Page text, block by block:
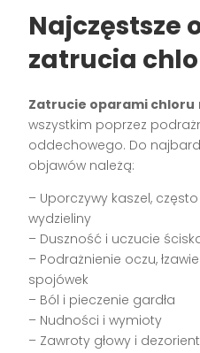
Najczęstsze
zatrucia
Zatrucie oparami chloru
wszystkim poprzez
oddechowego. Do
objawów należą:
– Uporczywy kaszel,
wydzieliny
– Duszność i uczucie
– Podrażnienie oczu,
spojówek
– Ból i pieczenie gardła
– Nudności i wymioty
– Zawroty głowy i